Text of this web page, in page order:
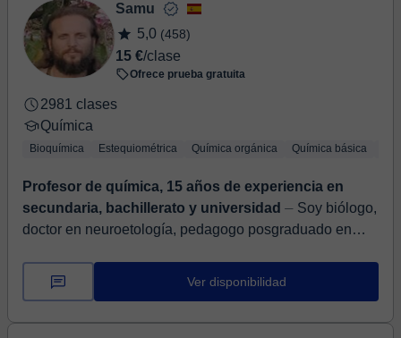
Samu
5,0 (458)
15 €/clase
Ofrece prueba gratuita
2981 clases
Química
Bioquímica Estequiométrica Química orgánica Química básica
Profesor de química, 15 años de experiencia en
secundaria, bachillerato y universidad ⏤ Soy biólogo,
doctor en neuroetología, pedagogo posgraduado en
de experiencia en educación, invest...
Ver disponibilidad